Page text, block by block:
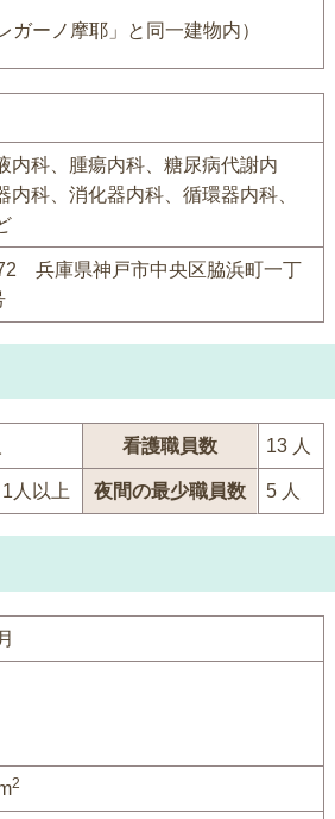
ガーノ摩耶」と同一建物内）
内科、腫瘍内科、糖尿病代謝内
内科、消化器内科、循環器内科、
兵庫県神戸市中央区脇浜町一丁
看護職員数 13 人
人以上 夜間の最少職員数 5 人
2